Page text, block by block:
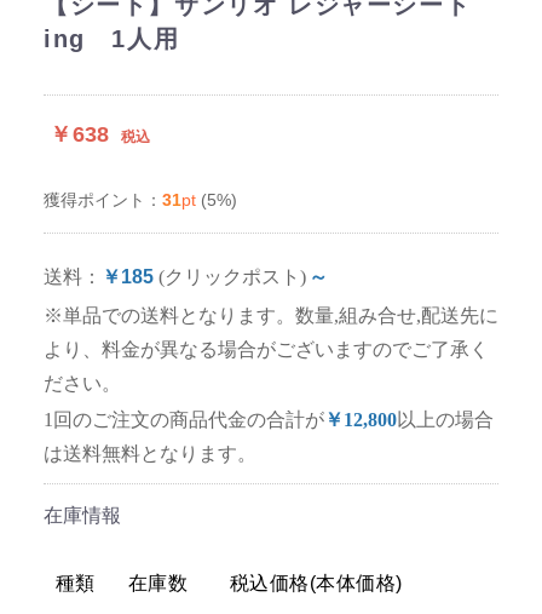
ing 1人用
￥638 税込
獲得ポイント： 31pt (5%)
送料： ￥185 (クリックポスト) ～
※単品での送料となります。数量,組み合せ,配送先に
より、料金が異なる場合がございますのでご了承く
ださい。
1回のご注文の商品代金の合計が￥12,800以上の場合
は送料無料となります。
在庫情報
種類 在庫数 税込価格(本体価格)